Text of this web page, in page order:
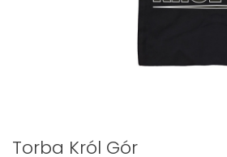
Torba Król Gór